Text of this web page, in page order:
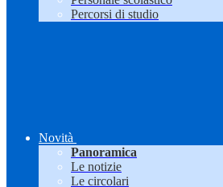
Percorsi di studio
Novità
Panoramica
Le notizie
Le circolari